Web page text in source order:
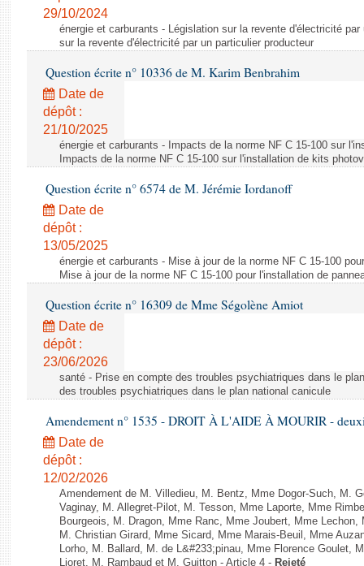
29/10/2024
énergie et carburants - Législation sur la revente d'électricité
sur la revente d'électricité par un particulier producteur
Question écrite n° 10336 de M. Karim Benbrahim
Date de
dépôt :
21/10/2025
énergie et carburants - Impacts de la norme NF C 15-100 sur
Impacts de la norme NF C 15-100 sur l'installation de kits
Question écrite n° 6574 de M. Jérémie Iordanoff
Date de
dépôt :
13/05/2025
énergie et carburants - Mise à jour de la norme NF C 15-100
Mise à jour de la norme NF C 15-100 pour l'installation de
Question écrite n° 16309 de Mme Ségolène Amiot
Date de
dépôt :
23/06/2026
santé - Prise en compte des troubles psychiatriques dans le
des troubles psychiatriques dans le plan national canicule
Amendement n° 1535 - DROIT À L'AIDE À MOURIR -
Date de
dépôt :
12/02/2026
Amendement de M. Villedieu, M. Bentz, Mme Dogor-Such, M.
Vaginay, M. Allegret-Pilot, M. Tesson, Mme Laporte, Mme
Bourgeois, M. Dragon, Mme Ranc, Mme Joubert, Mme
M. Christian Girard, Mme Sicard, Mme Marais-Beuil, Mme
Lorho, M. Ballard, M. de L&#233;pinau, Mme Florence Goulet,
Lioret, M. Rambaud et M. Guitton - Article 4 - Rejeté